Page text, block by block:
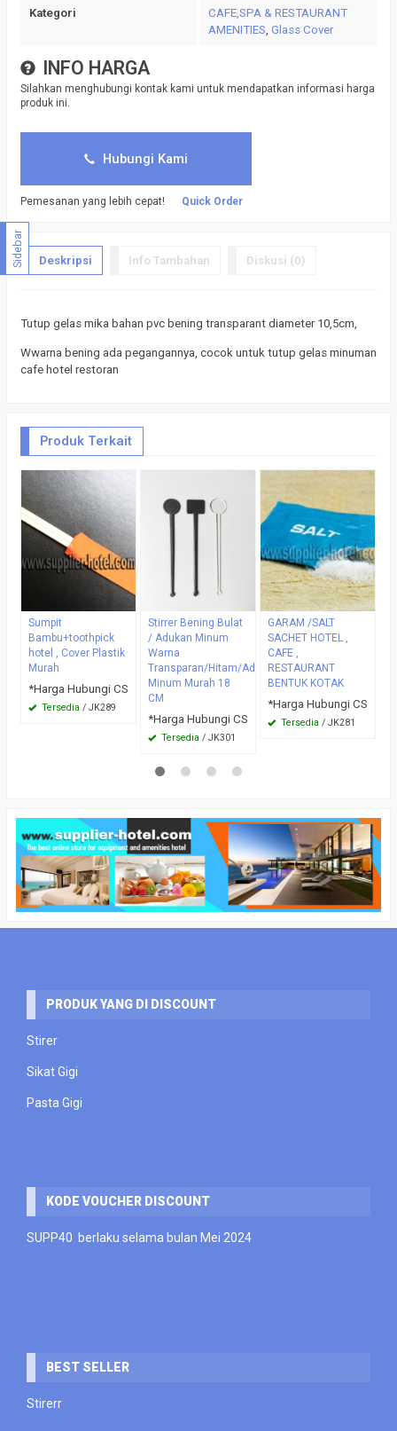
Kategori
CAFE,SPA & RESTAURANT
AMENITIES, Glass Cover
INFO HARGA
Silahkan menghubungi kontak kami untuk mendapatkan informasi harga
produk ini.
Hubungi Kami
Pemesanan yang lebih cepat! Quick Order
Deskripsi Info Tambahan Diskusi (0)
Tutup gelas mika bahan pvc bening transparant diameter 10,5cm,
Wwarna bening ada pegangannya, cocok untuk tutup gelas minuman
cafe hotel restoran
Produk Terkait
Sumpit
Bambu+toothpick
hotel , Cover Plastik
Murah
*Harga Hubungi CS
Tersedia / JK289
Stirrer Bening Bulat
/ Adukan Minum
Warna
Transparan/Hitam/Adukan
Minum Murah 18
CM
*Harga Hubungi CS
Tersedia / JK301
GARAM /SALT
SACHET HOTEL ,
CAFE ,
RESTAURANT
BENTUK KOTAK
*Harga Hubungi CS
Tersedia / JK281
Sidebar
PRODUK YANG DI DISCOUNT
Stirer
Sikat Gigi
Pasta Gigi
KODE VOUCHER DISCOUNT
SUPP40 berlaku selama bulan Mei 2024
BEST SELLER
Stirerr